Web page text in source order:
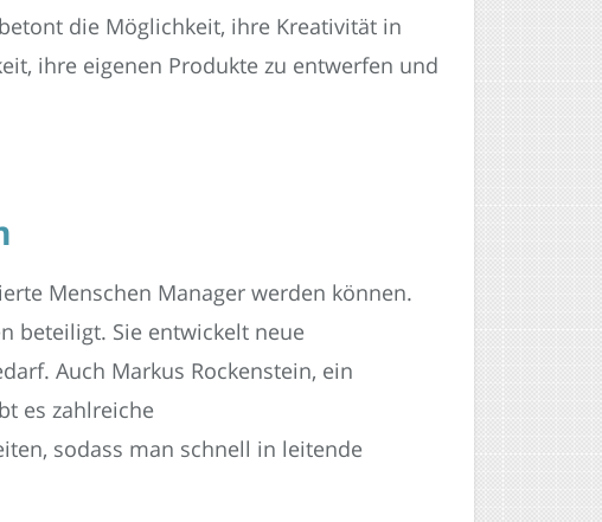
die Möglichkeit, ihre Kreativität in
ihre eigenen Produkte zu entwerfen und
Menschen Manager werden können.
beteiligt. Sie entwickelt neue
Auch Markus Rockenstein, ein
es zahlreiche
sodass man schnell in leitende